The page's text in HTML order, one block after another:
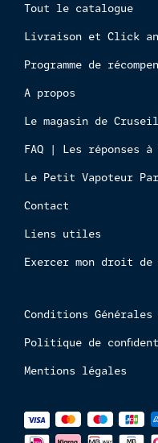
Tout le catalogue
Livraison et Click
Programme de
A propos
Le magasin de
FAQ | Les réponses
Le Petit Vapoteur
Contact
Liens utiles
Exercer mon droit
Conditions Générales
Politique de
Mentions légales
Méthodes
de